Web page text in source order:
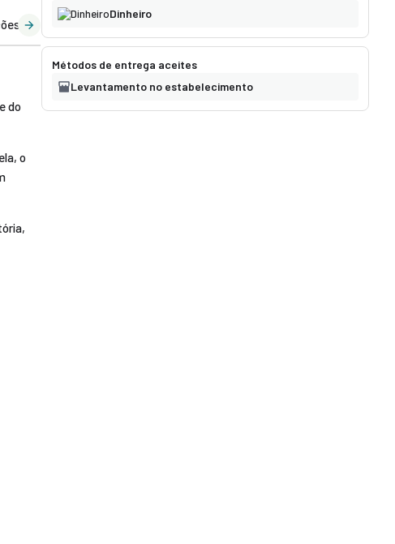
Política de Privacidade
do
o
Neste momento a loja não tem serviços disponíveis. Por
Dinheiro
Métodos de entrega aceites
Levantamento no estabelecimento